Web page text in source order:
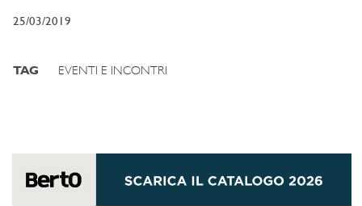
25/03/2019
TAG EVENTI E INCONTRI